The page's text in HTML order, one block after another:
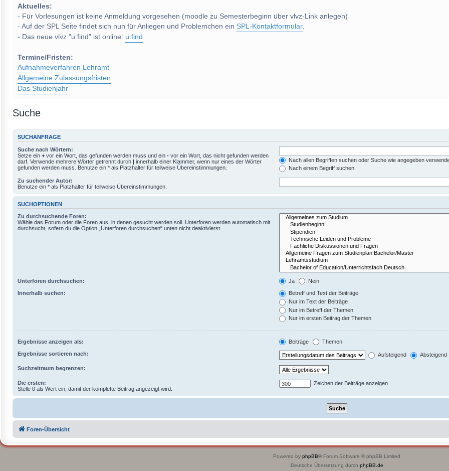
Aktuelles:
- Für Vorlesungen ist keine Anmeldung vorgesehen (moodle zu Semesterbeginn über vlvz-Link anlegen)
- Auf der SPL Seite findet sich nun für Anliegen und Problemchen ein SPL-Kontaktformular.
- Das neue vlvz "u:find" ist online: u:find
Termine/Fristen:
Aufnahmeverfahren Lehramt
Allgemeine Zulassungsfristen
Das Studienjahr
Suche
SUCHANFRAGE
Suche nach Wörtern:
Setze ein + vor ein Wort, das gefunden werden muss und ein - vor ein Wort, das nicht gefunden werden
darf. Verwende mehrere Wörter getrennt durch | innerhalb einer Klammer, wenn nur eines der Wörter
gefunden werden muss. Benutze ein * als Platzhalter für teilweise Übereinstimmungen.
Nach allen Begriffen suchen oder Suche wie angegeben
Nach einem Begriff suchen
Zu suchender Autor:
Benutze ein * als Platzhalter für teilweise Übereinstimmungen.
SUCHOPTIONEN
Zu durchsuchende Foren:
Wähle das Forum oder die Foren aus, in denen gesucht werden soll. Unterforen werden automatisch mit
durchsucht, sofern du die Option „Unterforen durchsuchen“ unten nicht deaktivierst.
Unterforen durchsuchen: Ja Nein
Innerhalb suchen:
Betreff und Text der Beiträge
Nur im Text der Beiträge
Nur im Betreff der Themen
Nur im ersten Beitrag der Themen
Ergebnisse anzeigen als: Beiträge Themen
Ergebnisse sortieren nach: Aufsteigend Absteigend
Suchzeitraum begrenzen:
Die ersten:
Stelle 0 als Wert ein, damit der komplette Beitrag angezeigt wird.
Zeichen der Beiträge anzeigen
Foren-Übersicht
Powered by phpBB® Forum Software © phpBB Limited
Deutsche Übersetzung durch phpBB.de